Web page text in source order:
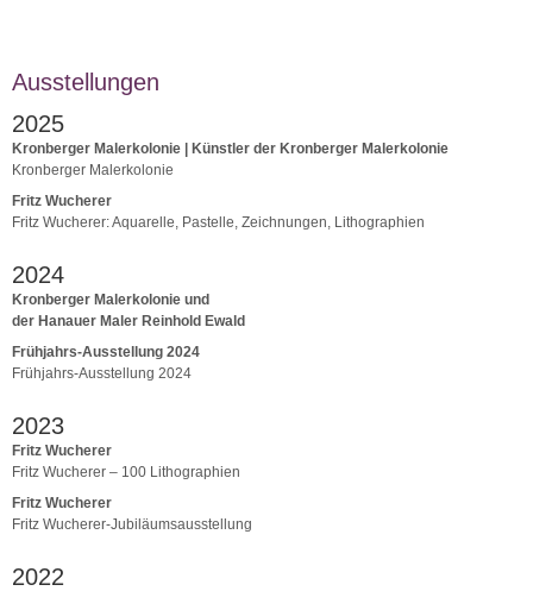
Ausstellungen
2025
Kronberger Malerkolonie | Künstler der Kronberger Malerkolonie
Kronberger Malerkolonie
Fritz Wucherer
Fritz Wucherer: Aquarelle, Pastelle, Zeichnungen, Lithographien
2024
Kronberger Malerkolonie und
der Hanauer Maler Reinhold Ewald
Frühjahrs-Ausstellung 2024
Frühjahrs-Ausstellung 2024
2023
Fritz Wucherer
Fritz Wucherer – 100 Lithographien
Fritz Wucherer
Fritz Wucherer-Jubiläumsausstellung
2022